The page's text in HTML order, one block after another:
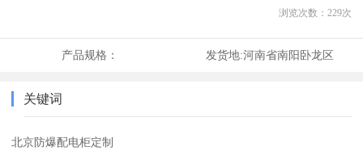
浏览次数： 229次
产品规格： 发货地:河南省南阳卧龙区
关键词
北京防爆配电柜定制